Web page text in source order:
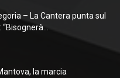
– La Cantera punta sul
la marcia